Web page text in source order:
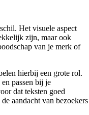
Het visuele aspect
zijn, maar ook
van je merk of
hierbij een grote rol.
passen bij je
dat teksten goed
aandacht van bezoekers